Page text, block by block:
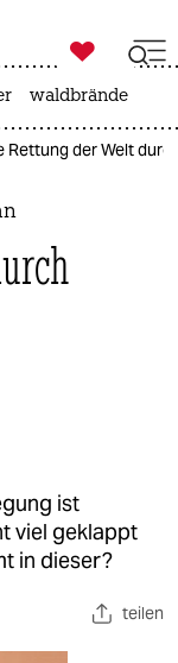

taz zahl ich
waldbrände
Rettung der Welt
ist
viel geklappt
in dieser?
teilen